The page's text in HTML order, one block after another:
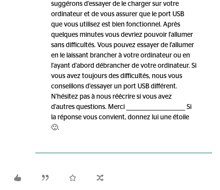
suggérons d'essayer de le charger sur votre
ordinateur et de vous assurer que le port USB
que vous utilisez est bien fonctionnel. Après
quelques minutes vous devriez pouvoir l'allumer
sans difficultés. Vous pouvez essayer de l'allumer
en le laissant brancher à votre ordinateur ou en
l'ayant d'abord débrancher de votre ordinateur. Si
vous avez toujours des difficultés, nous vous
conseillons d'essayer un port USB différent.
N'hésitez pas à nous réécrire si vous avez
d'autres questions. Merci ________________________ Si
la réponse vous convient, donnez lui une étoile
🙂.